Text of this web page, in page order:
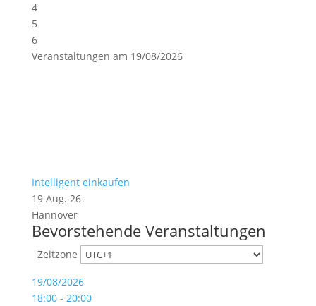
4
5
6
Veranstaltungen am 19/08/2026
Intelligent einkaufen
19 Aug. 26
Hannover
Bevorstehende Veranstaltungen
Zeitzone
19/08/2026
18:00 - 20:00